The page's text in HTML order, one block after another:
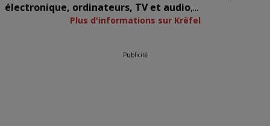
électronique, ordinateurs, TV et audio,...
Plus d'informations sur Krëfel
Publicité